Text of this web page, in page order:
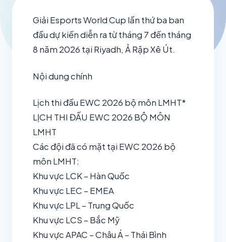
Giải Esports World Cup lần thứ ba ban
đầu dự kiến ​​diễn ra từ tháng 7 đến tháng
8 năm 2026 tại Riyadh, Ả Rập Xê Út.
Nội dung chính
Lịch thi đấu EWC 2026 bộ môn LMHT*
LỊCH THI ĐẤU EWC 2026 BỘ MÔN
LMHT
Các đội đã có mặt tại EWC 2026 bộ
môn LMHT:
Khu vực LCK – Hàn Quốc
Khu vực LEC – EMEA
Khu vực LPL – Trung Quốc
Khu vực LCS – Bắc Mỹ
Khu vực APAC – Châu Á – Thái Bình